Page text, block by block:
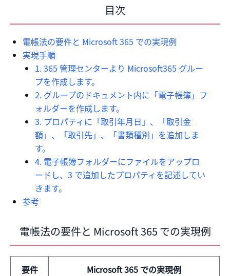
目次
電帳法の要件と Microsoft 365 での実現例
実現手順
1. 365 管理センターより Microsoft365 グルー
プを作成します。
2. グループのドキュメント内に「電子帳簿」フ
ォルダーを作成します。
3. プロパティに「取引年月日」、「取引金
額」、「取引先」、「書類種別」を追加しま
す。
4. 電子帳簿フォルダーにファイルをアップロ
ードし、3 で追加したプロパティを記述してい
きます。
参考
電帳法の要件と Microsoft 365 での実現例
要件 Microsoft 365 での実現例